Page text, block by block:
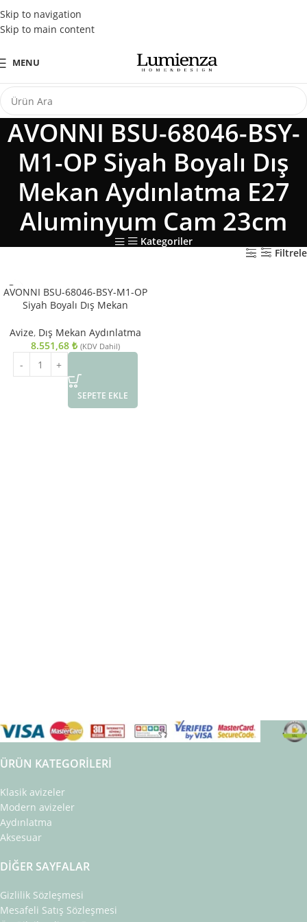
Skip to navigation
Skip to main content
Tüm Kredi Kartlarına Peşin Fiyatına 3 Taksit Fırsatı
MENU
AVONNI BSU-68046-BSY-
M1-OP Siyah Boyalı Dış
Mekan Aydınlatma E27
Aluminyum Cam 23cm
Kategoriler
Filtrele
AVONNI BSU-68046-BSY-M1-OP
Siyah Boyalı Dış Mekan
23cm
Avize, Dış Mekan Aydınlatma
8.551,68 ₺ (KDV Dahil)
SEPETE EKLE
ÜRÜN KATEGORILERI
Klasik avizeler
Modern avizeler
Aydınlatma
Aksesuar
DIĞER SAYFALAR
Gizlilik Sözleşmesi
Mesafeli Satış Sözleşmesi